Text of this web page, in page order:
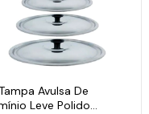
Avulsa De
Leve Polido